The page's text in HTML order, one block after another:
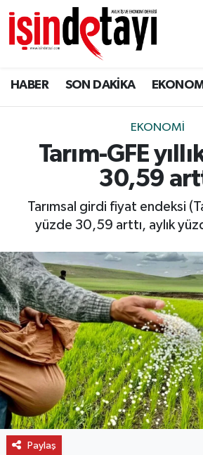
HABER SON DAKİKA
EKONOMİ
Tarım-GFE
30,59
Tarımsal girdi fiyat endeksi
yüzde 30,59 arttı, aylık
Paylaş
DÜNYA
Eğitim
ENERJİ HABERİ
HABER
LOJİSTİK
MAGAZİN
OTO DETAY
SAĞLIK
SON DAKİKA
SPOR
Nöbetçi Eczaneler
Hava Durumu
İstanbul Namaz Vakitleri
Trafik Durumu
Tüm Manşetler
Son Dakika Haberleri
Haber Arşivi